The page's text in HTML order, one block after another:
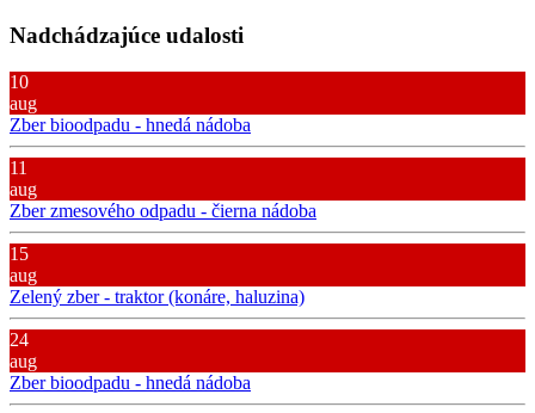
Nadchádzajúce udalosti
10
aug
Zber bioodpadu - hnedá nádoba
11
aug
Zber zmesového odpadu - čierna nádoba
15
aug
Zelený zber - traktor (konáre, haluzina)
24
aug
Zber bioodpadu - hnedá nádoba